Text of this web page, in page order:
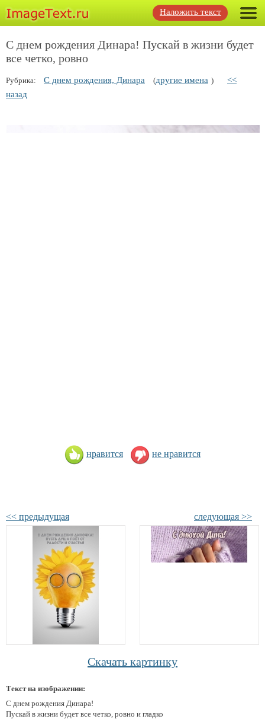
Наложить текст
С днем рождения Динара! Пускай в жизни будет
все четко, ровно
Рубрика: С днем рождения, Динара (другие имена )
<<
назад
нравится не нравится
<< предыдущая следующая >>
Скачать картинку
Текст на изображении:
С днем рождения Динара!
Пускай в жизни будет все четко, ровно и гладко